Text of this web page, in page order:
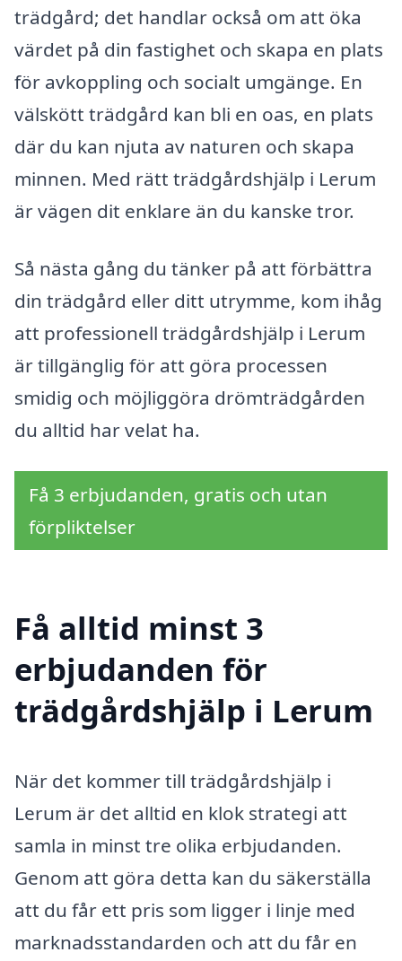
trädgård; det handlar också om att öka
värdet på din fastighet och skapa en plats
för avkoppling och socialt umgänge. En
välskött trädgård kan bli en oas, en plats
där du kan njuta av naturen och skapa
minnen. Med rätt trädgårdshjälp i Lerum
är vägen dit enklare än du kanske tror.
Så nästa gång du tänker på att förbättra
din trädgård eller ditt utrymme, kom ihåg
att professionell trädgårdshjälp i Lerum
är tillgänglig för att göra processen
smidig och möjliggöra drömträdgården
du alltid har velat ha.
Få 3 erbjudanden, gratis och utan
förpliktelser
Få alltid minst 3
erbjudanden för
trädgårdshjälp i Lerum
När det kommer till trädgårdshjälp i
Lerum är det alltid en klok strategi att
samla in minst tre olika erbjudanden.
Genom att göra detta kan du säkerställa
att du får ett pris som ligger i linje med
marknadsstandarden och att du får en